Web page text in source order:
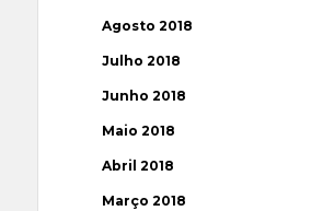
Agosto 2018
Julho 2018
Junho 2018
Maio 2018
Abril 2018
Março 2018